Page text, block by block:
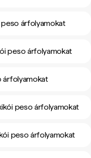
peso árfolyamokat
peso árfolyamokat
árfolyamokat
peso árfolyamokat
peso árfolyamokat